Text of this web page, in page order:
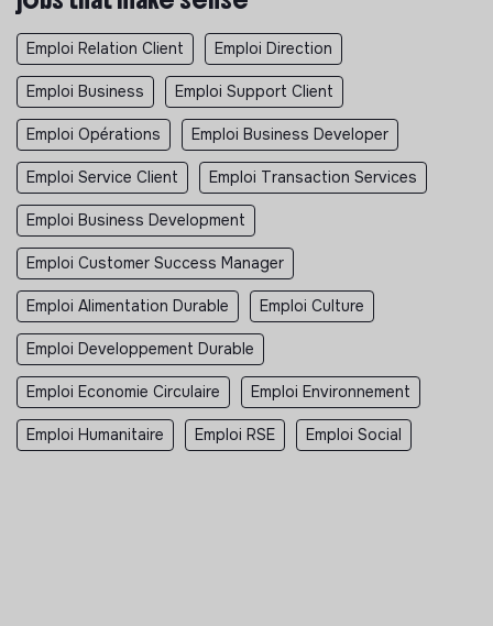
Emploi Relation Client Emploi Direction
Emploi Business Emploi Support Client
Emploi Opérations Emploi Business Developer
Emploi Service Client Emploi Transaction Services
Emploi Business Development
Emploi Customer Success Manager
Emploi Alimentation Durable Emploi Culture
Emploi Developpement Durable
Emploi Economie Circulaire Emploi Environnement
Emploi Humanitaire Emploi RSE Emploi Social